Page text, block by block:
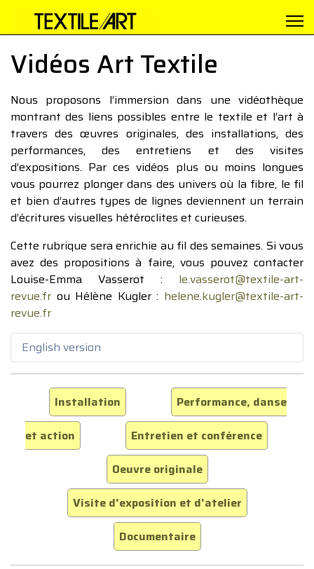
Vidéos Art Textile
Nous proposons l’immersion dans une vidéothèque
montrant des liens possibles entre le textile et l’art à
travers des œuvres originales, des installations, des
performances, des entretiens et des visites
d’expositions. Par ces vidéos plus ou moins longues
vous pourrez plonger dans des univers où la fibre, le fil
et bien d’autres types de lignes deviennent un terrain
d’écritures visuelles hétéroclites et curieuses.
Cette rubrique sera enrichie au fil des semaines. Si vous
avez des propositions à faire, vous pouvez contacter
Louise-Emma Vasserot : le.vasserot@textile-art-
revue.fr ou Hélène Kugler : helene.kugler@textile-art-
revue.fr
English version
Installation
Performance, danse
et action
Entretien et conférence
Oeuvre originale
Visite d'exposition et d'atelier
Documentaire